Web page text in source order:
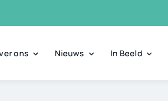
ons Nieuws In Beeld